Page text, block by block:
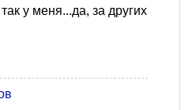
у меня...да, за других